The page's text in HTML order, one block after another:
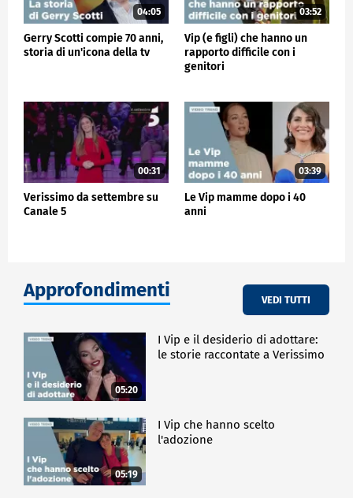
04:05
Gerry Scotti compie 70 anni,
storia di un'icona della tv
03:52
Vip (e figli) che hanno un
rapporto difficile con i
genitori
00:31
Verissimo da settembre su
Canale 5
03:39
Le Vip mamme dopo i 40
anni
Approfondimenti VEDI TUTTI
05:20
I Vip e il desiderio di adottare:
le storie raccontate a Verissimo
05:19
I Vip che hanno scelto
l'adozione